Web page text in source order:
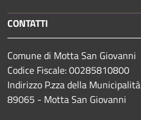
CONTATTI
Comune di Motta San Giovanni
Codice Fiscale: 00285810800
Indirizzo P.zza della Municipalità
89065 - Motta San Giovanni